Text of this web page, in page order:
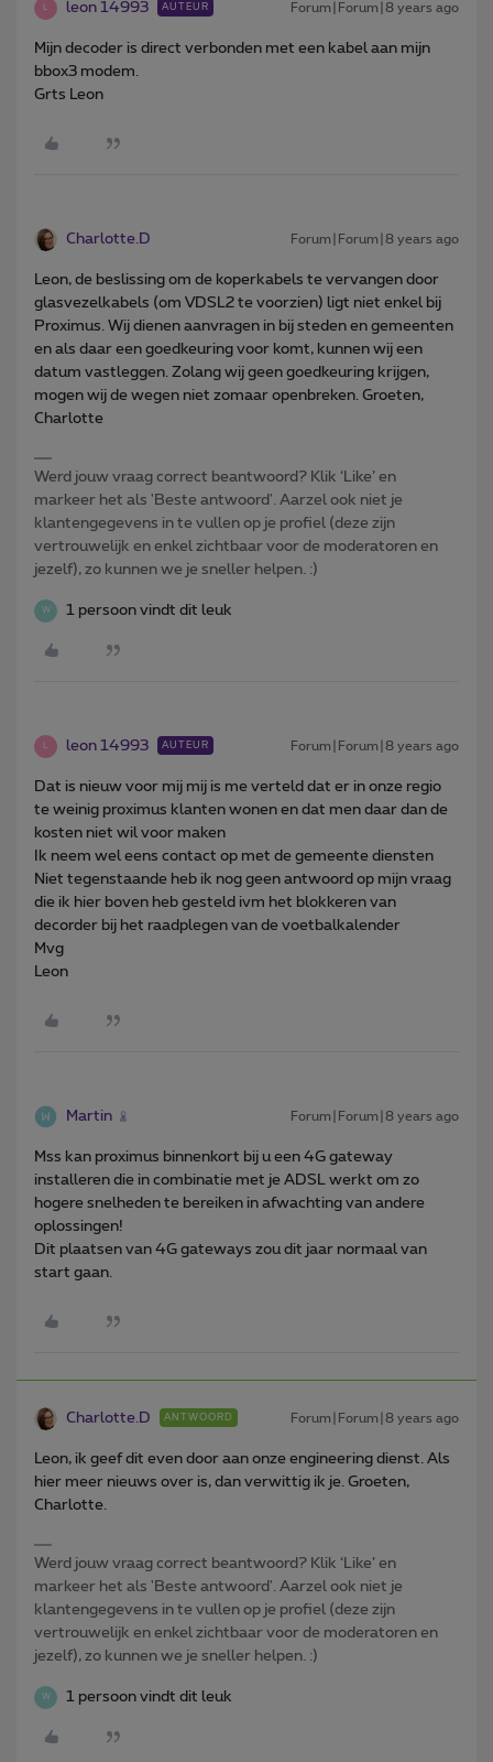
L leon 14993 AUTEUR Forum|Forum|8 years ago
Mijn decoder is direct verbonden met een kabel aan mijn
bbox3 modem.
Grts Leon
Charlotte.D Forum|Forum|8 years ago
Leon, de beslissing om de koperkabels te vervangen door
glasvezelkabels (om VDSL2 te voorzien) ligt niet enkel bij
Proximus. Wij dienen aanvragen in bij steden en gemeenten
en als daar een goedkeuring voor komt, kunnen wij een
datum vastleggen. Zolang wij geen goedkeuring krijgen,
mogen wij de wegen niet zomaar openbreken. Groeten,
Charlotte
Werd jouw vraag correct beantwoord? Klik ‘Like’ en
markeer het als 'Beste antwoord'. Aarzel ook niet je
klantengegevens in te vullen op je profiel (deze zijn
vertrouwelijk en enkel zichtbaar voor de moderatoren en
jezelf), zo kunnen we je sneller helpen. :)
W 1 persoon vindt dit leuk
L leon 14993 AUTEUR Forum|Forum|8 years ago
Dat is nieuw voor mij mij is me verteld dat er in onze regio
te weinig proximus klanten wonen en dat men daar dan de
kosten niet wil voor maken
Ik neem wel eens contact op met de gemeente diensten
Niet tegenstaande heb ik nog geen antwoord op mijn vraag
die ik hier boven heb gesteld ivm het blokkeren van
decorder bij het raadplegen van de voetbalkalender
Mvg
Leon
Martin Forum|Forum|8 years ago
Mss kan proximus binnenkort bij u een 4G gateway
installeren die in combinatie met je ADSL werkt om zo
hogere snelheden te bereiken in afwachting van andere
oplossingen!
Dit plaatsen van 4G gateways zou dit jaar normaal van
start gaan.
Charlotte.D ANTWOORD Forum|Forum|8 years ago
Leon, ik geef dit even door aan onze engineering dienst. Als
hier meer nieuws over is, dan verwittig ik je. Groeten,
Charlotte.
Werd jouw vraag correct beantwoord? Klik ‘Like’ en
markeer het als 'Beste antwoord'. Aarzel ook niet je
klantengegevens in te vullen op je profiel (deze zijn
vertrouwelijk en enkel zichtbaar voor de moderatoren en
jezelf), zo kunnen we je sneller helpen. :)
W 1 persoon vindt dit leuk